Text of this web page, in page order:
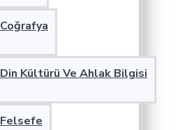
Coğrafya
Din Kültürü Ve Ahlak Bilgisi
Felsefe